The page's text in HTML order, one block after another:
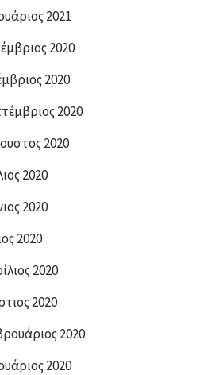
2021
2020
2020
2020
2020
2020
2020
2020
2020
2020
2020
2020